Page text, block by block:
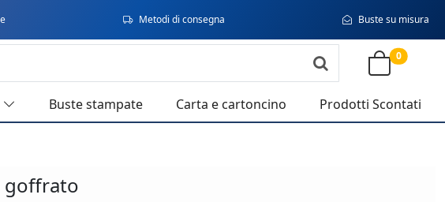
Metodi di consegna Buste su misura
0
Buste stampate Carta e cartoncino Prodotti Scontati
goffrato